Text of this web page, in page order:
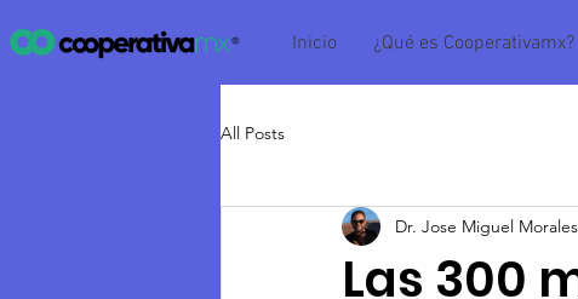
Inicio ¿Qué es Cooperativamx?
All Posts
Las 300
Dr. Jose Miguel Morales